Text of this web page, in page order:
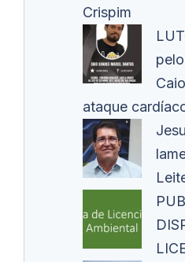
Crispim
ataque